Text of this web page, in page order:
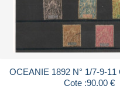
OCEANIE 1892 N° 1/7-9-11 Oblitérés et *
Cote :90,00 €